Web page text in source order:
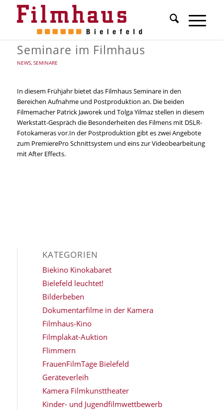
Seminare im Filmhaus
NEWS, SEMINARE
In diesem Frühjahr bietet das Filmhaus Seminare in den
Bereichen Aufnahme und Postproduktion an. Die beiden
Filmemacher Patrick Jaworek und Tolga Yilmaz stellen in diesem
Werkstatt-Gespräch die Besonderheiten des Filmens mit DSLR-
Fotokameras vor.In der Postproduktion gibt es zwei Angebote
zum PremierePro Schnittsystem und eins zur Videobearbeitung
mit After Effects.
KATEGORIEN
Biekino Kinokabaret
Bielefeld leuchtet!
Bilderbeben
Dokumentarfilme in der Kamera
Filmhaus-Kino
Filmplakat-Auktion
Flimmern
FrauenFilmTage Bielefeld
Geräteverleih
Kamera Filmkunsttheater
Kinder- und Jugendfilmwettbewerb